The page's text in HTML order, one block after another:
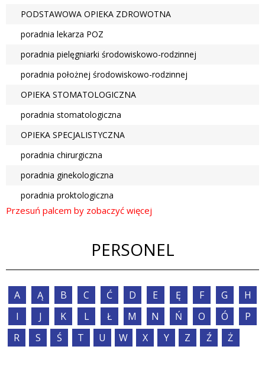
PODSTAWOWA OPIEKA ZDROWOTNA
poradnia lekarza POZ
poradnia pielęgniarki środowiskowo-rodzinnej
poradnia położnej środowiskowo-rodzinnej
OPIEKA STOMATOLOGICZNA
poradnia stomatologiczna
OPIEKA SPECJALISTYCZNA
poradnia chirurgiczna
poradnia ginekologiczna
poradnia proktologiczna
PERSONEL
A Ą B C Ć D E Ę F G
H
I
J K L Ł M N Ń O Ó
P
R
S Ś T U W X Y Z Ź Ż